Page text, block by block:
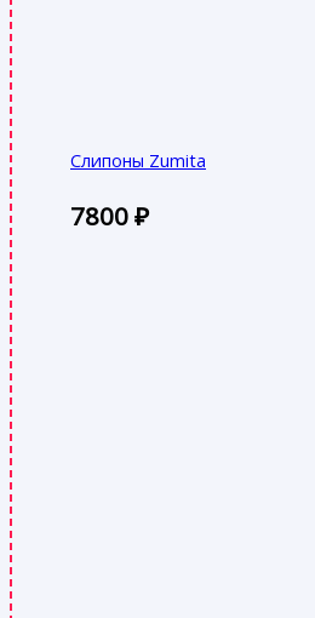
Слипоны Zumita
7800₽